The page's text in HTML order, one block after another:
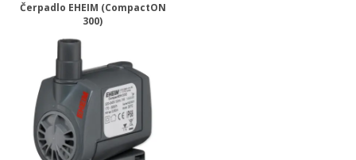
Čerpadlo EHEIM (CompactON
300)